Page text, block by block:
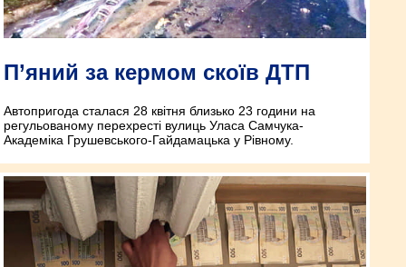
П’яний за кермом скоїв ДТП
Автопригода сталася 28 квітня близько 23 години на
регульованому перехресті вулиць Уласа Самчука-
Академіка Грушевського-Гайдамацька у Рівному.